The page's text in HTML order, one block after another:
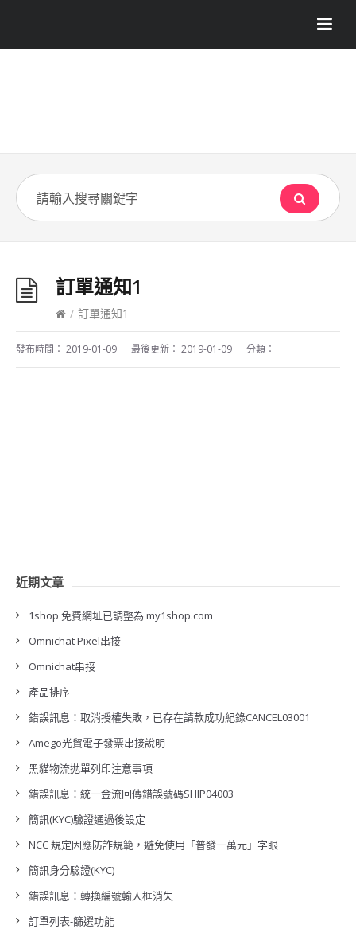
訂單通知1
/ 訂單通知1
發布時間： 2019-01-09 最後更新： 2019-01-09 分類：
近期文章
1shop 免費網址已調整為 my1shop.com
Omnichat Pixel串接
Omnichat串接
產品排序
錯誤訊息：取消授權失敗，已存在請款成功紀錄CANCEL03001
Amego光貿電子發票串接說明
黑貓物流拋單列印注意事項
錯誤訊息：統一金流回傳錯誤號碼SHIP04003
簡訊(KYC)驗證通過後設定
NCC 規定因應防詐規範，避免使用「普發一萬元」字眼
簡訊身分驗證(KYC)
錯誤訊息：轉換編號輸入框消失
訂單列表-篩選功能